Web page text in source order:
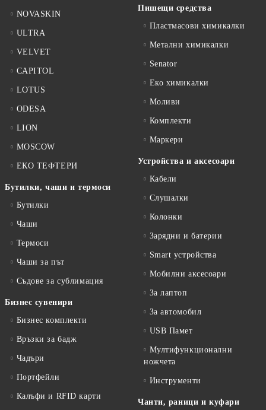
NOVASKIN
ULTRA
VELVET
CAPITOL
LOTUS
ODESA
LION
MOSCOW
ЕКО ТЕФТЕРИ
Бутилки, чаши и термоси
Бутилки
Чаши
Термоси
Чаши за път
Съдове за сублимация
Бизнес сувенири
Бизнес комплекти
Връзки за бадж
Чадъри
Портфейли
Калъфи и RFID карти
Пишещи средства
Пластмасови химикалки
Метални химикалки
Senator
Еко химикалки
Моливи
Комплекти
Маркери
Устройства и аксесоари
Кабели
Слушалки
Колонки
Зарядни и батерии
Smart устройства
Мобилни аксесоари
За лаптоп
За автомобил
USB Памет
Мултифункционални
ножчета
Инструменти
Чанти, раници и куфари